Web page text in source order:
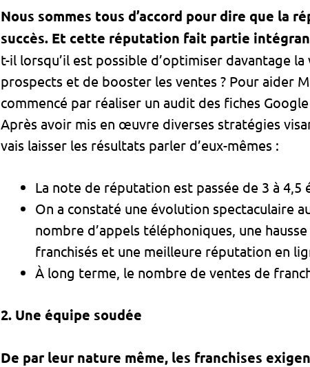
Nous sommes tous d’accord pour dire que la
succès. Et cette réputation fait partie
t-il lorsqu’il est possible d’optimiser davantage
prospects et de booster les ventes ? Pour aider
commencé par réaliser un audit des fiches
Après avoir mis en œuvre diverses stratégies
vais laisser les résultats parler d’eux-mêmes :
La note de réputation est passée de 3 à 4,5
On a constaté une évolution spectaculaire
nombre d’appels téléphoniques, une
franchisés et une meilleure réputation en
À long terme, le nombre de ventes de
2. Une équipe soudée
De par leur nature même, les franchises